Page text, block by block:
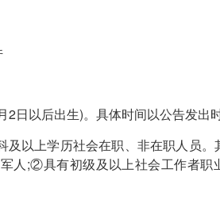
日以后出生)。具体时间以公告发出时
以上学历社会在职、非在职人员
人;②具有初级及以上社会工作者